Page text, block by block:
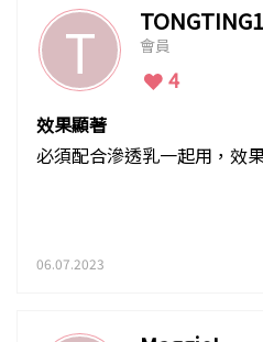
T 會員
4
效果顯著
必須配合滲透乳一起用，效
06.07.2023